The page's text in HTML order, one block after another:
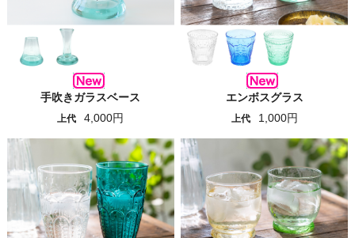
手吹きガラスベース
上代 4,000円
エンボスグラス
上代 1,000円